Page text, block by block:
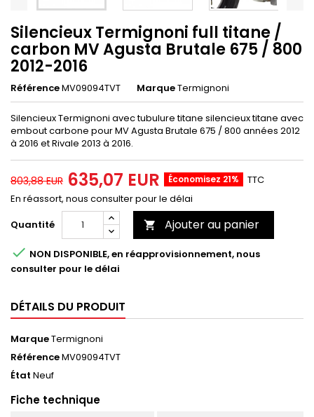
Silencieux Termignoni full titane /
carbon MV Agusta Brutale 675 / 800
2012-2016
RéférenceMV09094TVT MarqueTermignoni
Silencieux Termignoni avec tubulure titane silencieux titane avec
embout carbone pour MV Agusta Brutale 675 / 800 années 2012
à 2016 et Rivale 2013 à 2016.
803,88 EUR 635,07 EUR Économisez 21%
TTC
En réassort, nous consulter pour le délai
Quantité
 Ajouter au panier
 NON DISPONIBLE, en réapprovisionnement, nous
consulter pour le délai
DÉTAILS DU PRODUIT
MarqueTermignoni
RéférenceMV09094TVT
État Neuf
Fiche technique